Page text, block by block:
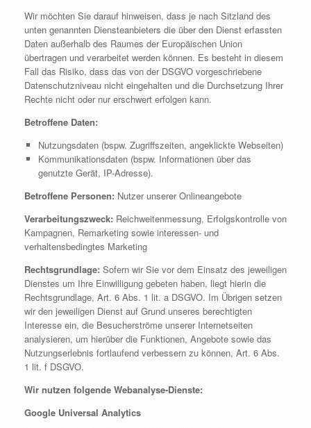
Wir möchten Sie darauf hinweisen, dass je nach Sitzland des
unten genannten Diensteanbieters die über den Dienst erfassten
Daten außerhalb des Raumes der Europäischen Union
übertragen und verarbeitet werden können. Es besteht in diesem
Fall das Risiko, dass das von der DSGVO vorgeschriebene
Datenschutzniveau nicht eingehalten und die Durchsetzung Ihrer
Rechte nicht oder nur erschwert erfolgen kann.
Betroffene Daten:
Nutzungsdaten (bspw. Zugriffszeiten, angeklickte Webseiten)
Kommunikationsdaten (bspw. Informationen über das
genutzte Gerät, IP-Adresse).
Betroffene Personen: Nutzer unserer Onlineangebote
Verarbeitungszweck: Reichweitenmessung, Erfolgskontrolle von
Kampagnen, Remarketing sowie interessen- und
verhaltensbedingtes Marketing
Rechtsgrundlage: Sofern wir Sie vor dem Einsatz des jeweiligen
Dienstes um Ihre Einwilligung gebeten haben, liegt hierin die
Rechtsgrundlage, Art. 6 Abs. 1 lit. a DSGVO. Im Übrigen setzen
wir den jeweiligen Dienst auf Grund unseres berechtigten
Interesse ein, die Besucherströme unserer Internetseiten
analysieren, um hierüber die Funktionen, Angebote sowie das
Nutzungserlebnis fortlaufend verbessern zu können, Art. 6 Abs.
1 lit. f DSGVO.
Wir nutzen folgende Webanalyse-Dienste:
Google Universal Analytics